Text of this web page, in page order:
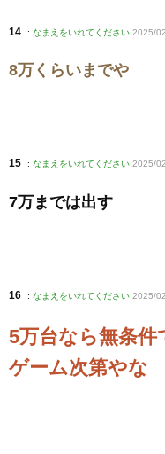
14 : なまえをいれてください 2025/
8万くらいまでや
15 : なまえをいれてください 2025/
7万までは出す
16 : なまえをいれてください 2025/
5万台なら無条件
ゲーム次第やな